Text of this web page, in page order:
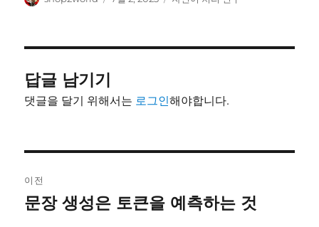
답글 남기기
댓글을 달기 위해서는 로그인해야합니다.
내
이전
이
문장 생성은 토큰을 예측하는 것